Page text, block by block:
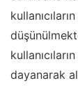
dayanarak